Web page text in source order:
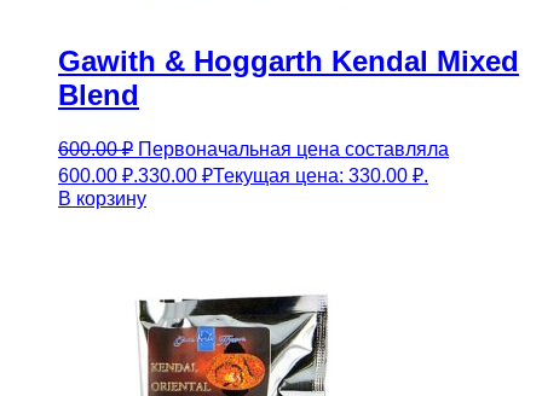
Gawith & Hoggarth Kendal Mixed
Blend
600.00₽ Первоначальная цена составляла
600.00 ₽.330.00 ₽Текущая цена: 330.00 ₽.
В корзину